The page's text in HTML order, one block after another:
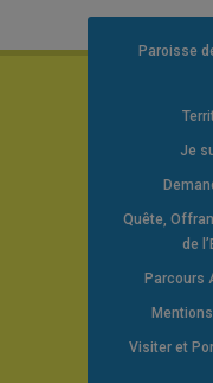
Paroisse
Je
Quête,
de
Parcours
Visiter et